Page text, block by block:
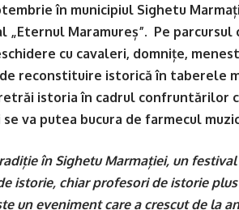
în municipiul Sighetu
„Eternul Maramureș”. Pe
cu cavaleri, domnițe,
reconstituire istorică în taberele
istoria în cadrul confruntărilor
va putea bucura de farmecul
în Sighetu Marmației, un
istorie, chiar profesori de istorie
un eveniment care a crescut de la